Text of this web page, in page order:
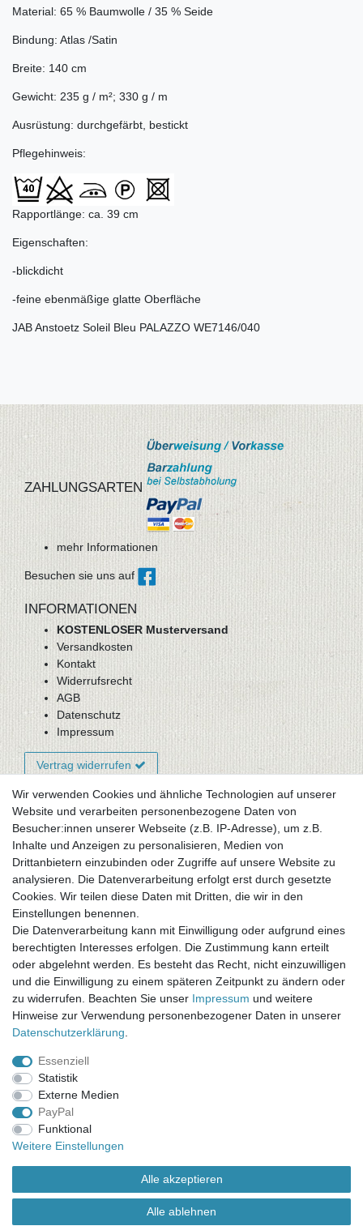
Material: 65 % Baumwolle / 35 % Seide
Bindung: Atlas /Satin
Breite: 140 cm
Gewicht: 235 g / m²; 330 g / m
Ausrüstung: durchgefärbt, bestickt
Pflegehinweis:
Rapportlänge: ca. 39 cm
Eigenschaften:
-blickdicht
-feine ebenmäßige glatte Oberfläche
JAB Anstoetz Soleil Bleu PALAZZO WE7146/040
ZAHLUNGSARTEN
mehr Informationen
Besuchen sie uns auf
INFORMATIONEN
KOSTENLOSER Musterversand
Versandkosten
Kontakt
Widerrufsrecht
AGB
Datenschutz
Impressum
Vertrag widerrufen
Newsletter-Anmeldung
FAQ / Fragen
Mein Warenkorb
Mein Merkzettel
Mein Konto
UNSER LADENGESCHÄFT
Gottlieb-Daimler-Str. 10
33334 Gütersloh
ÖFFNUNGSZEITEN
Montag - Dienstag: 8.00 - 18.00 Uhr, Mittwoch Ruhetag,
Donnerstag: 8.00 - 18.00 Uhr, Freitag 8.00 - 14.00 Uhr
KUNDENSERVICE
Telefon: (05241) 403 22 38
E-Mail: info@stoffamstueck.de
Alle Preise inklusive gesetzlicher Mehrwertsteuer und
zuzüglichVersandkosten. * Pflichtfeld
Wir verwenden Cookies und ähnliche Technologien auf unserer
Website und verarbeiten personenbezogene Daten von
Besucher:innen unserer Webseite (z.B. IP-Adresse), um z.B.
Inhalte und Anzeigen zu personalisieren, Medien von
Drittanbietern einzubinden oder Zugriffe auf unsere Website zu
analysieren. Die Datenverarbeitung erfolgt erst durch gesetzte
Cookies. Wir teilen diese Daten mit Dritten, die wir in den
Einstellungen benennen.
Die Datenverarbeitung kann mit Einwilligung oder aufgrund eines
berechtigten Interesses erfolgen. Die Zustimmung kann erteilt
oder abgelehnt werden. Es besteht das Recht, nicht einzuwilligen
und die Einwilligung zu einem späteren Zeitpunkt zu ändern oder
zu widerrufen. Beachten Sie unser Impressum und weitere
Hinweise zur Verwendung personenbezogener Daten in unserer
Daten­schutz­erklärung
Essenziell
Statistik
Externe Medien
PayPal
Funktional
Weitere Einstellungen
Alle akzeptieren
Alle ablehnen